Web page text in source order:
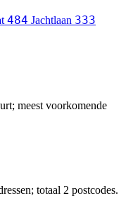
484 Jachtlaan 333
meest voorkomende
totaal 2 postcodes.